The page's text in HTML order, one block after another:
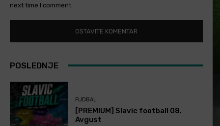
next time I comment.
POSLEDNJE
FUDBAL
[PREMIUM] Slavic football 08.
Avgust